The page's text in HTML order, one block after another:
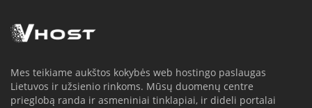
Mes teikiame aukštos kokybės web hostingo paslaugas
Lietuvos ir užsienio rinkoms. Mūsų duomenų centre
prieglobą randa ir asmeniniai tinklapiai, ir dideli portalai